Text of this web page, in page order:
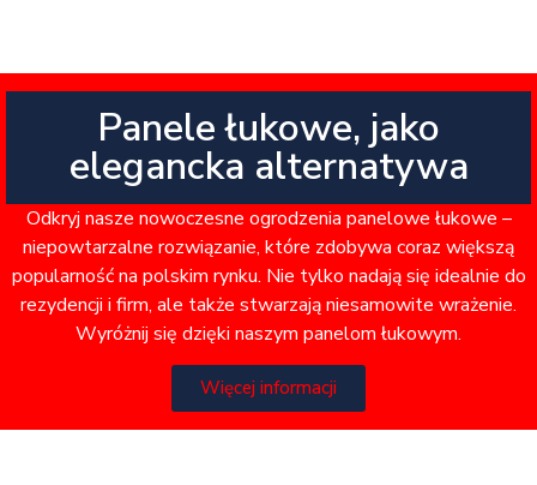
Panele łukowe, jako
elegancka alternatywa
Odkryj nasze nowoczesne ogrodzenia panelowe łukowe –
niepowtarzalne rozwiązanie, które zdobywa coraz większą
popularność na polskim rynku. Nie tylko nadają się idealnie do
rezydencji i firm, ale także stwarzają niesamowite wrażenie.
Wyróżnij się dzięki naszym panelom łukowym.
Więcej informacji